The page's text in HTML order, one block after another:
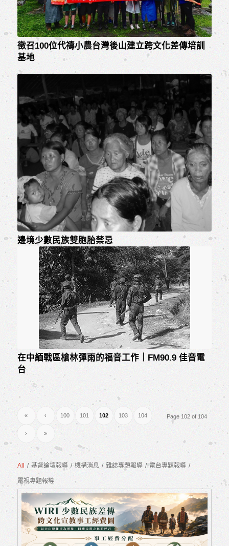
徵召100位代禱小農台灣後山建立跨文化差傳培訓
基地
邊境少數民族雙胞胎禁忌
在中緬戰區槍林彈雨的福音工作｜FM90.9 佳音電
台
Page 102 of 104
« ‹ 100 101 102 103 104
› »
All / 基督論壇報導 / 機構消息 / 雜誌專題報導 / 電台專題報導 /
電視專題報導